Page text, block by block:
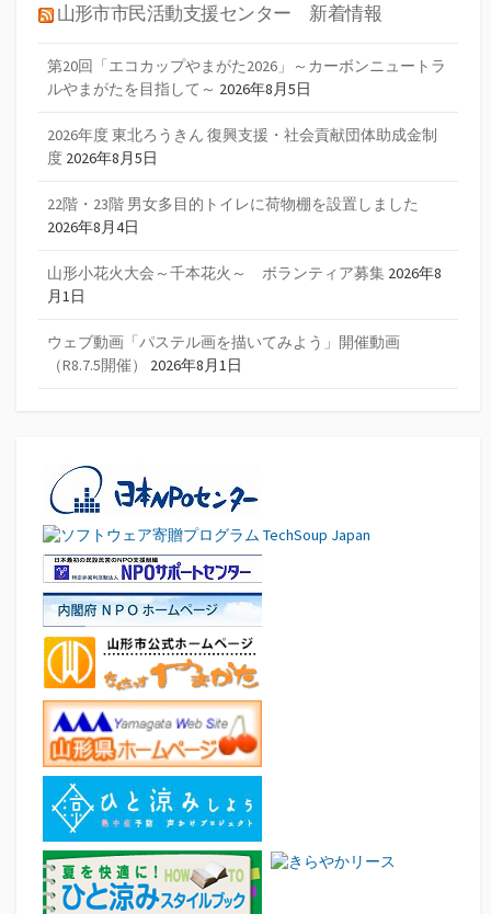
山形市市民活動支援センター 新着情報
第20回「エコカップやまがた2026」～カーボンニュートラ
ルやまがたを目指して～ 2026年8月5日
2026年度 東北ろうきん 復興支援・社会貢献団体助成金制
度 2026年8月5日
22階・23階 男女多目的トイレに荷物棚を設置しました
2026年8月4日
山形小花火大会～千本花火～ ボランティア募集 2026年8
月1日
ウェブ動画「パステル画を描いてみよう」開催動画
（R8.7.5開催）
2026年8月1日